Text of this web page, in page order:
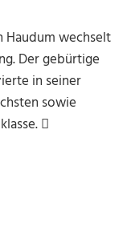
Haudum wechselt
Der gebürtige
in seiner
sowie
